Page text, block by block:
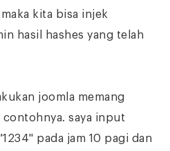
kita bisa injek
hasil hashes yang telah
joomla memang
saya input
pada jam 10 pagi dan